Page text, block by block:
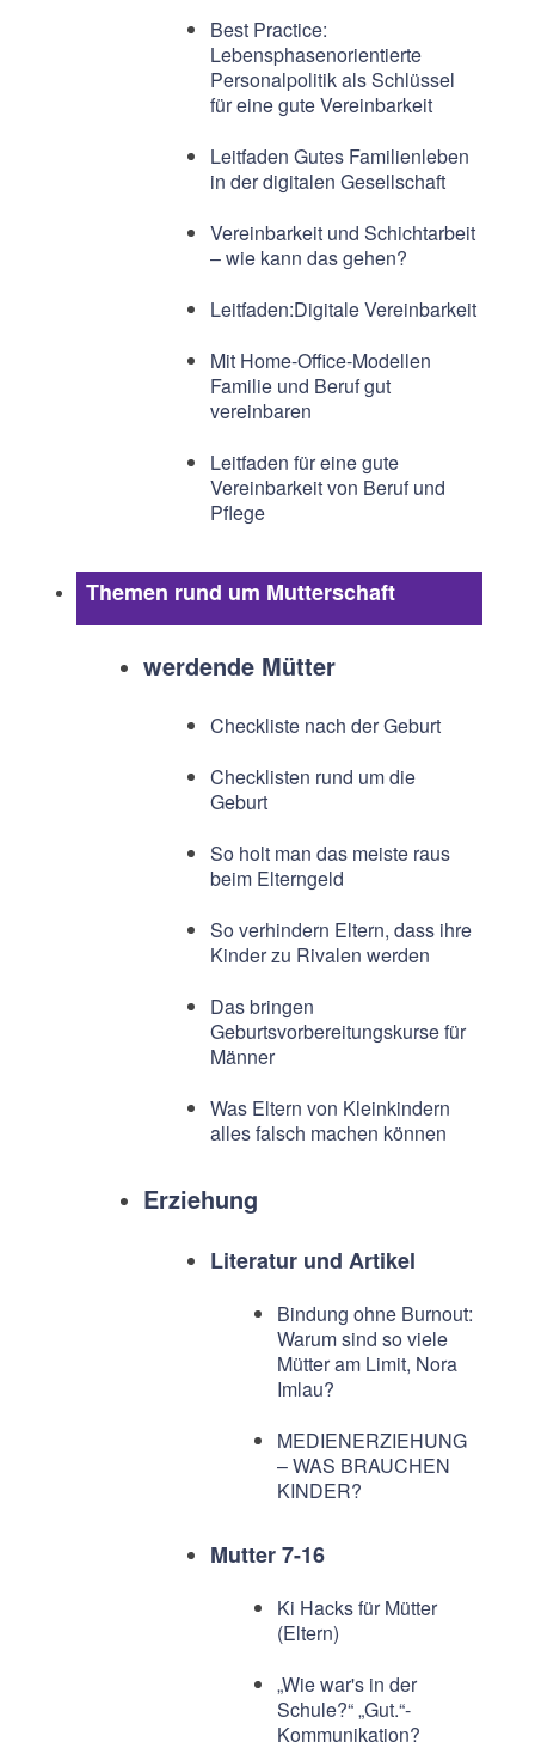
Best Practice:
Lebensphasenorientierte
Personalpolitik als Schlüssel
für eine gute Vereinbarkeit
Leitfaden Gutes Familienleben
in der digitalen Gesellschaft
Vereinbarkeit und Schichtarbeit
– wie kann das gehen?
Leitfaden:Digitale Vereinbarkeit
Mit Home-Office-Modellen
Familie und Beruf gut
vereinbaren
Leitfaden für eine gute
Vereinbarkeit von Beruf und
Pflege
Themen rund um Mutterschaft
werdende Mütter
Checkliste nach der Geburt
Checklisten rund um die
Geburt
So holt man das meiste raus
beim Elterngeld
So verhindern Eltern, dass ihre
Kinder zu Rivalen werden
Das bringen
Geburtsvorbereitungskurse für
Männer
Was Eltern von Kleinkindern
alles falsch machen können
Erziehung
Literatur und Artikel
Bindung ohne Burnout:
Warum sind so viele
Mütter am Limit, Nora
Imlau?
MEDIENERZIEHUNG
– WAS BRAUCHEN
KINDER?
Mutter 7-16
Ki Hacks für Mütter
(Eltern)
„Wie war's in der
Schule?“ „Gut.“-
Kommunikation?